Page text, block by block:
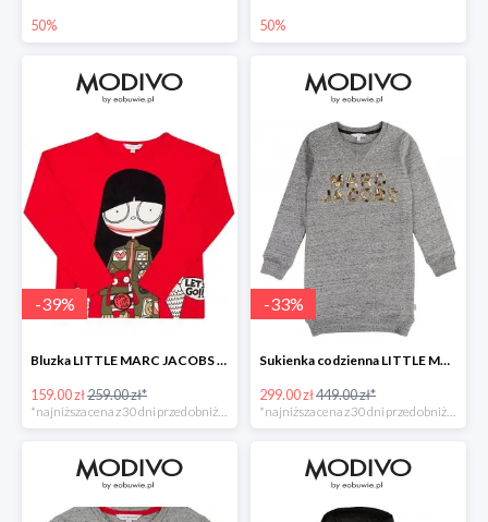
50% 50%
-39%
Bluzka LITTLE MARC JACOBS -39%
159.00 zł259.00 zł*
-33%
Sukienka codzienna LITTLE MARC JACOBS -33%
299.00 zł449.00 zł*